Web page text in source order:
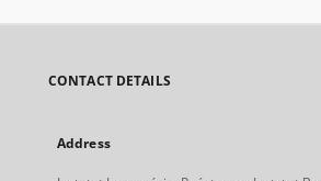
CONTACT DETAILS
Address